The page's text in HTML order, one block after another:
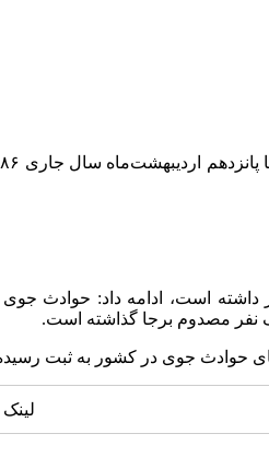
حوادث جوی در کشور به ثبت
لینک